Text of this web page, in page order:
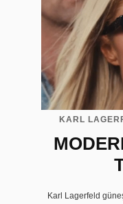
KARL
Karl Lagerfeld